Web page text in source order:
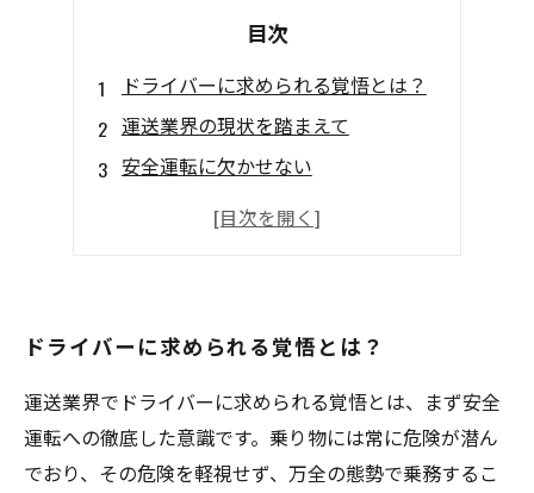
目次
ドライバーに求められる覚悟とは？
運送業界の現状を踏まえて
安全運転に欠かせない
優良ドライバーとして必要な
ドライバーに求められる覚悟とは？
運送業界でドライバーに求められる覚悟とは、まず安全
運転への徹底した意識です。乗り物には常に危険が潜ん
でおり、その危険を軽視せず、万全の態勢で乗務するこ